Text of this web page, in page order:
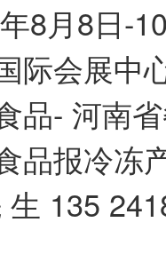
8月8日-
际会展中
品- 河南
品报冷冻
135